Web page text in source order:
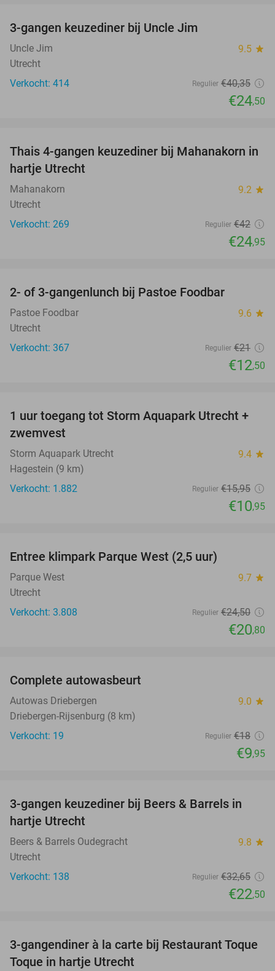
3-gangen keuzediner bij Uncle Jim
Uncle Jim 9.5 star
Utrecht
Verkocht: 414
Regulier €40,35
€24,50
41%
Thais 4-gangen keuzediner bij Mahanakorn in
hartje Utrecht
Mahanakorn 9.2 star
Utrecht
Verkocht: 269
Regulier €42
€24,95
2- of 3-gangenlunch bij Pastoe Foodbar
Pastoe Foodbar 9.6 star
Utrecht
Verkocht: 367
Regulier €21
€12,50
31%
1 uur toegang tot Storm Aquapark Utrecht +
zwemvest
Storm Aquapark Utrecht 9.4 star
Hagestein (9 km)
Verkocht: 1.882
Regulier €15,95
€10,95
Entree klimpark Parque West (2,5 uur)
Parque West 9.7 star
Utrecht
Verkocht: 3.808
Regulier €24,50
€20,80
Complete autowasbeurt
Autowas Driebergen 9.0 star
Driebergen-Rijsenburg (8 km)
Verkocht: 19
Regulier €18
€9,95
31%
3-gangen keuzediner bij Beers & Barrels in
hartje Utrecht
Beers & Barrels Oudegracht 9.8 star
Utrecht
Verkocht: 138
Regulier €32,65
€22,50
44%
3-gangendiner à la carte bij Restaurant Toque
Toque in hartje Utrecht